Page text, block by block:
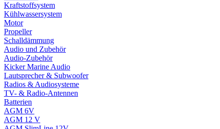
Kraftstoffsystem
Kühlwassersystem
Motor
Propeller
Schalldämmung
Audio und Zubehör
Audio-Zubehör
Kicker Marine Audio
Lautsprecher & Subwoofer
Radios & Audiosysteme
TV- & Radio-Antennen
Batterien
AGM 6V
AGM 12 V